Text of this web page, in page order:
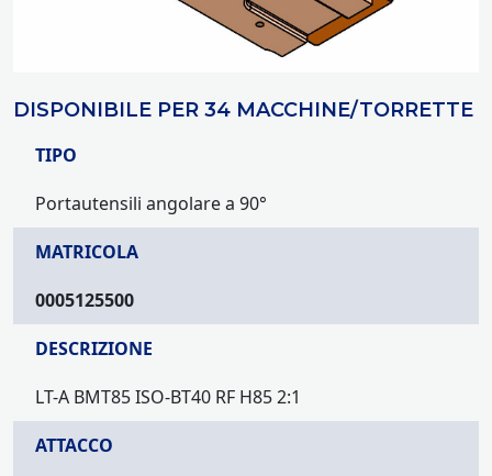
DISPONIBILE PER 34 MACCHINE/TORRETTE
TIPO
Portautensili angolare a 90°
MATRICOLA
0005125500
DESCRIZIONE
LT-A BMT85 ISO-BT40 RF H85 2:1
ATTACCO